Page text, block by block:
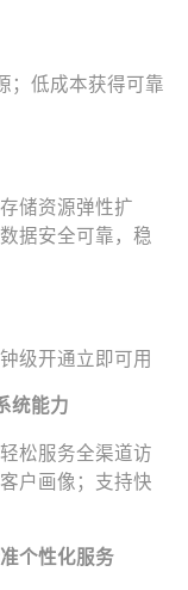
；低成本获得可靠
储资源弹性扩
据安全可靠，稳
级开通立即可用
统能力
松服务全渠道访
户画像；支持快
个性化服务